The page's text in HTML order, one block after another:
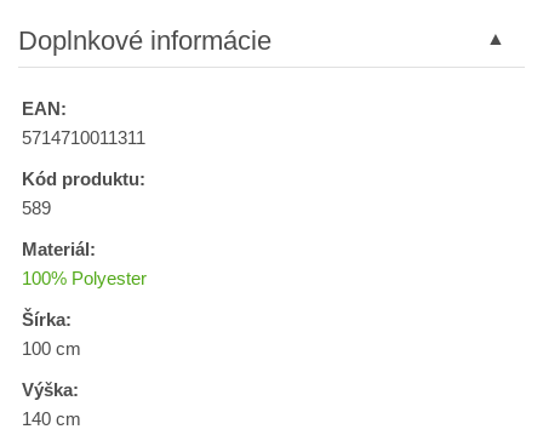
Doplnkové informácie
EAN:
5714710011311
Kód produktu:
589
Materiál:
100% Polyester
Šírka:
100 cm
Výška:
140 cm